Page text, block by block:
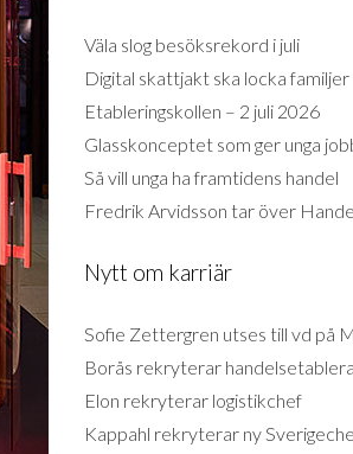
Väla slog besöksrekord i juli
Digital skattjakt ska locka familjer
Etableringskollen – 2 juli 2026
Glasskonceptet som ger unga
Så vill unga ha framtidens handel
Fredrik Arvidsson tar över
Nytt om karriär
Sofie Zettergren utses till vd på
Borås rekryterar
Elon rekryterar logistikchef
Kappahl rekryterar ny